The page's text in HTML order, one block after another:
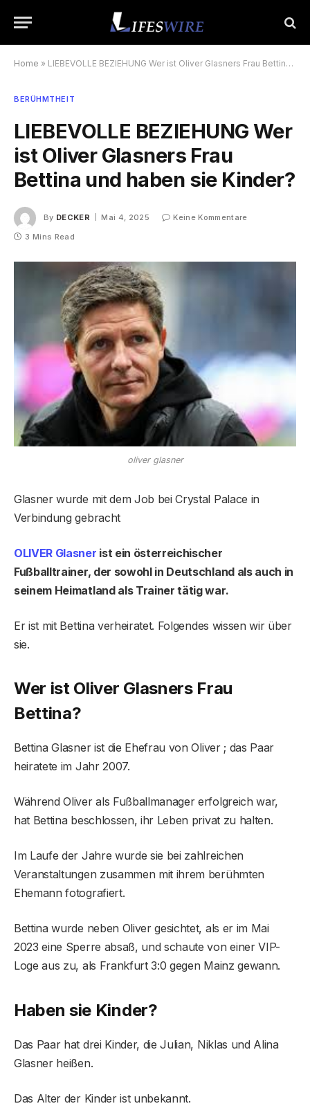
Home » LIEBEVOLLE BEZIEHUNG Wer ist Oliver Glasners Frau Bettina und haben sie Kinder?
BERÜHMTHEIT
LIEBEVOLLE BEZIEHUNG Wer
ist Oliver Glasners Frau
Bettina und haben sie Kinder?
By DECKER Mai 4, 2025
Keine Kommentare
3 Mins Read
oliver glasner
Glasner wurde mit dem Job bei Crystal Palace in
Verbindung gebracht
OLIVER Glasner ist ein österreichischer
Fußballtrainer, der sowohl in Deutschland als auch in
seinem Heimatland als Trainer tätig war.
Er ist mit Bettina verheiratet. Folgendes wissen wir über
sie.
Wer ist Oliver Glasners Frau
Bettina?
Bettina Glasner ist die Ehefrau von Oliver ; das Paar
heiratete im Jahr 2007.
Während Oliver als Fußballmanager erfolgreich war,
hat Bettina beschlossen, ihr Leben privat zu halten.
Im Laufe der Jahre wurde sie bei zahlreichen
Veranstaltungen zusammen mit ihrem berühmten
Ehemann fotografiert.
Bettina wurde neben Oliver gesichtet, als er im Mai
2023 eine Sperre absaß, und schaute von einer VIP-
Loge aus zu, als Frankfurt 3:0 gegen Mainz gewann.
Haben sie Kinder?
Das Paar hat drei Kinder, die Julian, Niklas und Alina
Glasner heißen.
Das Alter der Kinder ist unbekannt.